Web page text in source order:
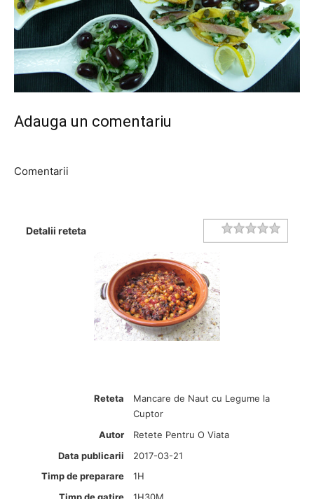
Adauga un comentariu
Comentarii
Detalii reteta Rating
Reteta
Mancare de Naut cu Legume la
Cuptor
Autor
Retete Pentru O Viata
Data publicarii
2017-03-21
Timp de preparare
1H